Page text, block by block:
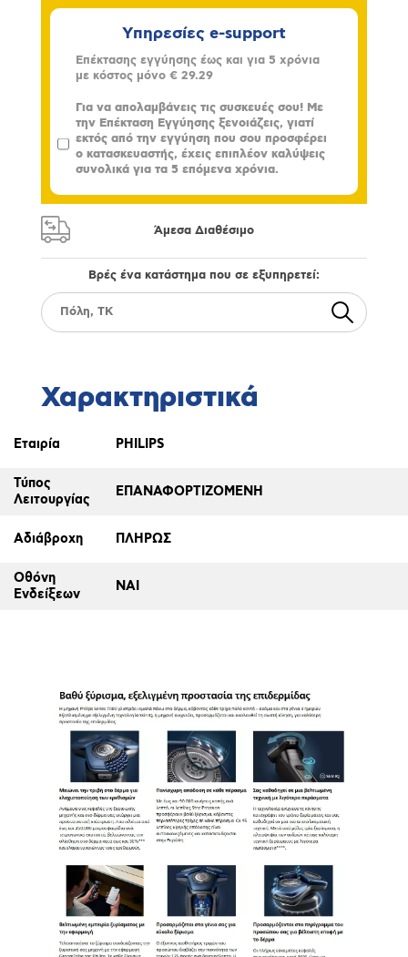
Υπηρεσίες e-support
Επέκτασης εγγύησης έως και για 5 χρόνια
με κόστος μόνο € 29.29
Για να απολαμβάνεις τις συσκευές σου! Με
την Επέκταση Εγγύησης ξενοιάζεις, γιατί
εκτός από την εγγύηση που σου προσφέρει
ο κατασκευαστής, έχεις επιπλέον καλύψεις
συνολικά για τα 5 επόμενα χρόνια.
Άμεσα Διαθέσιμο
Βρές ένα κατάστημα που σε εξυπηρετεί:
Χαρακτηριστικά
Εταιρία PHILIPS
Τύπος
Λειτουργίας
ΕΠΑΝΑΦΟΡΤΙΖΟΜΕΝΗ
Αδιάβροχη ΠΛΗΡΩΣ
Οθόνη
Ενδείξεων
ΝΑΙ